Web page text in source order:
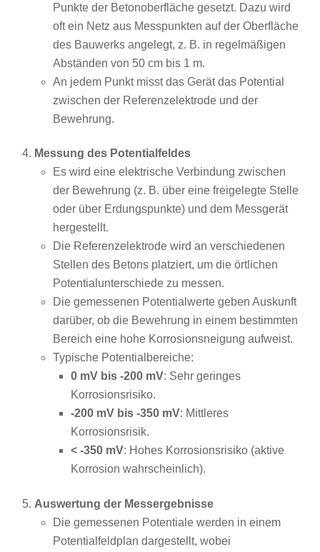
Punkte der Betonoberfläche gesetzt. Dazu wird
oft ein Netz aus Messpunkten auf der Oberfläche
des Bauwerks angelegt, z. B. in regelmäßigen
Abständen von 50 cm bis 1 m.
An jedem Punkt misst das Gerät das Potential
zwischen der Referenzelektrode und der
Bewehrung.
Messung des Potentialfeldes
Es wird eine elektrische Verbindung zwischen
der Bewehrung (z. B. über eine freigelegte Stelle
oder über Erdungspunkte) und dem Messgerät
hergestellt.
Die Referenzelektrode wird an verschiedenen
Stellen des Betons platziert, um die örtlichen
Potentialunterschiede zu messen.
Die gemessenen Potentialwerte geben Auskunft
darüber, ob die Bewehrung in einem bestimmten
Bereich eine hohe Korrosionsneigung aufweist.
Typische Potentialbereiche:
0 mV bis -200 mV: Sehr geringes
Korrosionsrisiko.
-200 mV bis -350 mV: Mittleres
Korrosionsrisik.
< -350 mV: Hohes Korrosionsrisiko (aktive
Korrosion wahrscheinlich).
Auswertung der Messergebnisse
Die gemessenen Potentiale werden in einem
Potentialfeldplan dargestellt, wobei